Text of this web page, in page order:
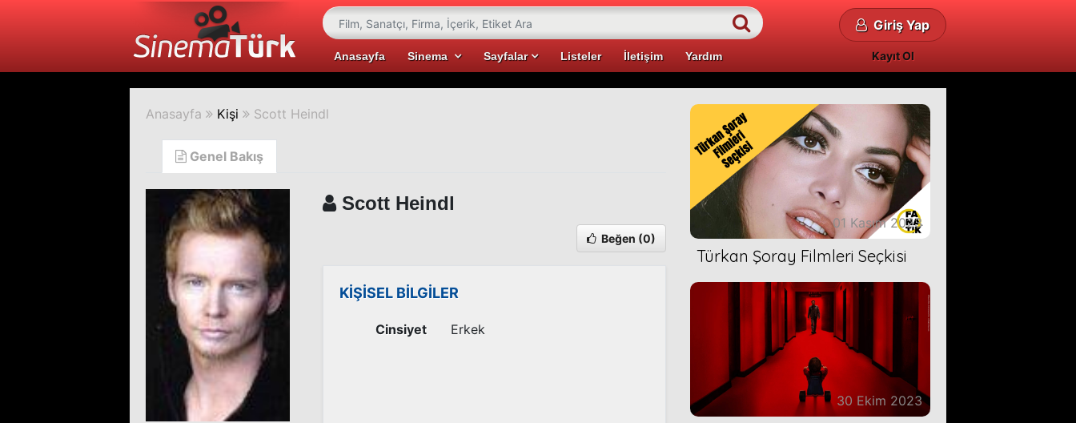
Anasayfa Sinema Sayfalar Listeler İletişim Yardım
Giriş Yap
Kayıt Ol
Anasayfa Kişi Scott Heindl
Genel Bakış
Scott Heindl
Beğen (0)
KİŞİSEL BİLGİLER
Cinsiyet Erkek
01 Kasım 2023
Türkan Şoray Filmleri Seçkisi
30 Ekim 2023